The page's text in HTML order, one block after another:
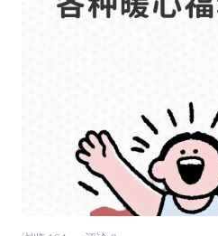
友的快乐。一、社区发帖